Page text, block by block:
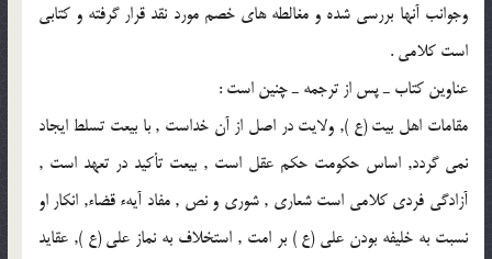
وجوانب آنها بررسى شده و مغالطه هاى خصم مورد نقد قرار گرفته و كتابى
است كلامى .
عناوين كتاب ـ پس از ترجمه ـ چنين است :
مقامات اهل بيت (ع ), ولايت در اصل از آن خداست , با بيعت تسلط ايجاد
نمى گردد, اساس حكومت حكم عقل است , بيعت تأكيد در تعهد است ,
آزادگى فردى كلامى است شعارى , شورى و نص , مفاد آيهء قضاء, انكار او
نسبت به خليفه بودن على (ع ) بر امت , استخلاف به نماز على (ع ), عقايد